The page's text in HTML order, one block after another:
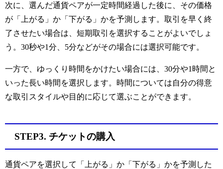
次に、選んだ通貨ペアが一定時間経過した後に、その価格
が「上がる」か「下がる」かを予測します。取引を早く終
了させたい場合は、短期取引を選択することがよいでしょ
う。30秒や1分、5分などがその場合には選択可能です。
一方で、ゆっくり時間をかけたい場合には、30分や1時間と
いった長い時間を選択します。時間については自分の得意
な取引スタイルや目的に応じて選ぶことができます。
STEP3. チケットの購入
通貨ペアを選択して「上がる」か「下がる」かを予測した